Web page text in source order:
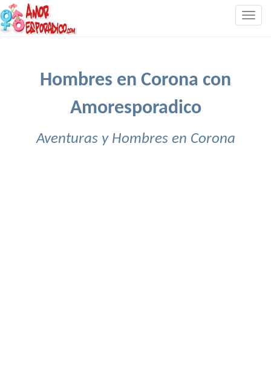
Hombres en Corona con
Amoresporadico
Aventuras y Hombres en Corona